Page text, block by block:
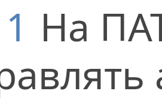
На